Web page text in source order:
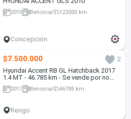
2010 Bencina 122000 km
Concepción
$7.500.000
2
Hyundai Accent RB GL Hatchback 2017
1.4 MT - 46.785 km - Se vende por no
uso
2017 Bencina 46785 km
Rengo